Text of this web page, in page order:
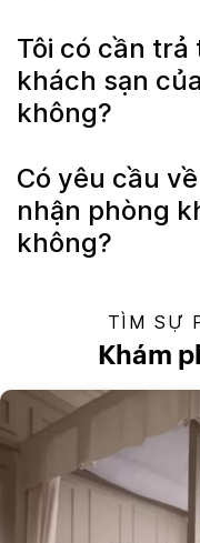
Tôi có cần trả
khách sạn
không?
Có yêu cầu
nhận phòng
không?
TÌM SỰ
Khám